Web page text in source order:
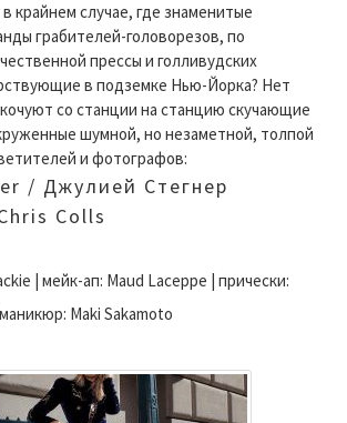
крайнем случае, где знаменитые
грабителей-головорезов, по
прессы и голливудских
в подземке Нью-Йорка? Нет
кочуют со станции на станцию скучающие
шумной, но незаметной, толпой
и фотографов:
/ Джулией Стегнер
Colls
| мейк-ап: Maud Laceppe | прически:
Maki Sakamoto